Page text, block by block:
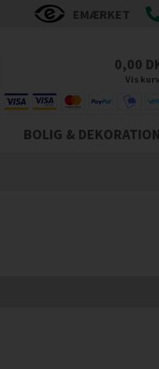
EMÆRKET
0,00
Vis kurv
BOLIG & DEKORATION